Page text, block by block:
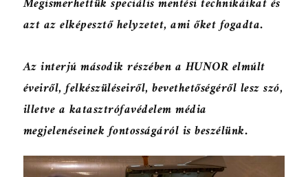
azt az elképesztő helyzetet, ami őket fogadta.
Az interjú második részében a HUNOR elmúlt
éveiről, felkészüléseiről, bevethetőségéről lesz szó,
illetve a katasztrófavédelem média
megjelenéseinek fontosságáról is beszélünk.